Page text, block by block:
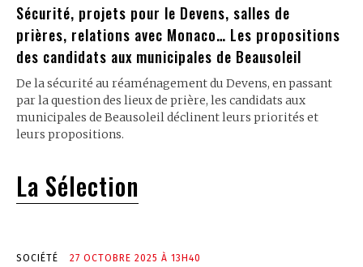
Sécurité, projets pour le Devens, salles de
prières, relations avec Monaco… Les propositions
des candidats aux municipales de Beausoleil
De la sécurité au réaménagement du Devens, en passant
par la question des lieux de prière, les candidats aux
municipales de Beausoleil déclinent leurs priorités et
leurs propositions.
La Sélection
SOCIÉTÉ 27 OCTOBRE 2025 À 13H40